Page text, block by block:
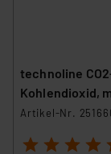
technoline
Kohlendioxid,
Artikel-Nr.
1 2 3 4 5